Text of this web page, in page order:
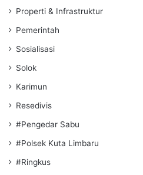
Properti & Infrastruktur
Pemerintah
Sosialisasi
Solok
Karimun
Resedivis
#Pengedar Sabu
#Polsek Kuta Limbaru
#Ringkus